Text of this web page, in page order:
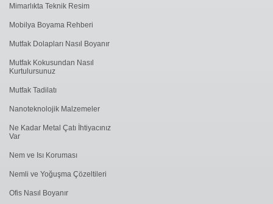
Mimarlıkta Teknik Resim
Mobilya Boyama Rehberi
Mutfak Dolapları Nasıl Boyanır
Mutfak Kokusundan Nasıl
Kurtulursunuz
Mutfak Tadilatı
Nanoteknolojik Malzemeler
Ne Kadar Metal Çatı İhtiyacınız
Var
Nem ve Isı Koruması
Nemli ve Yoğuşma Çözeltileri
Ofis Nasıl Boyanır